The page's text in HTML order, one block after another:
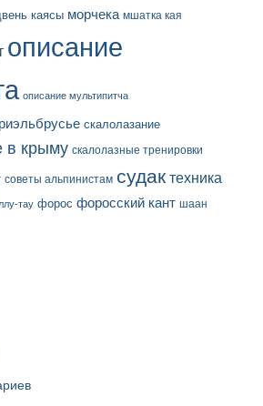
каясы морчека мшатка кая
описание
описание мультипитча
скалолазание
в крыму скалолазные тренировки
советы альпинистам судак техника
тау форос форосский кант шаан